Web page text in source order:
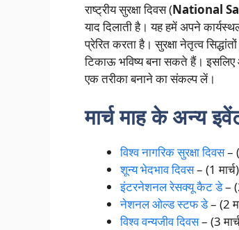
राष्ट्रीय सुरक्षा दिवस (National
याद दिलाती है। यह हमें अपने
प्रेरित करता है। सुरक्षा नेतृत्व
टिकाऊ भविष्य बना सकते हैं। इसलिए
एक तरीका बनाने का संकल्प लें।
मार्च माह के अन्य
विश्व नागरिक सुरक्षा दिवस–
शून्य भेदभाव दिवस– (1 मार्च)
इंटरनेशनल रेसक्यू कैट डे–
नेशनल ओल्ड स्टफ डे– (2
विश्व वन्यजीव दिवस– (3